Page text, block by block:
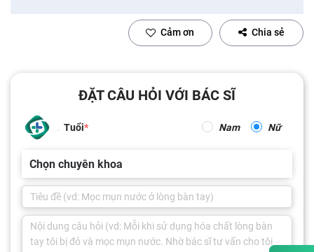
Cảm ơn Chia sẻ
ĐẶT CÂU HỎI VỚI BÁC SĨ
Tuổi Nam Nữ
Chọn chuyên khoa